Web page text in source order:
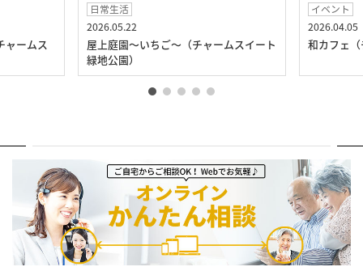
ャームス
日常生活
2026.05.22
屋上庭園～いちご～（チャームスイート
緑地公園）
イベント
2026.04.05
和カフェ